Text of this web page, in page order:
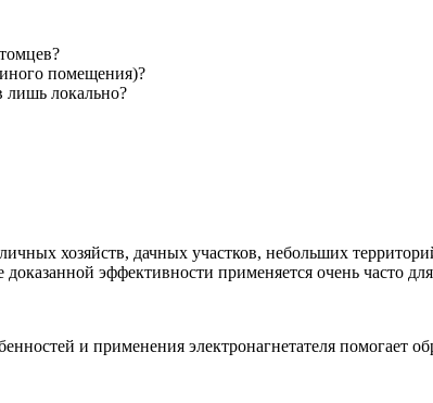
помещения)?
лишь локально?
хозяйств, дачных участков, небольших
эффективности применяется очень часто
и применения электронагнетателя помогает